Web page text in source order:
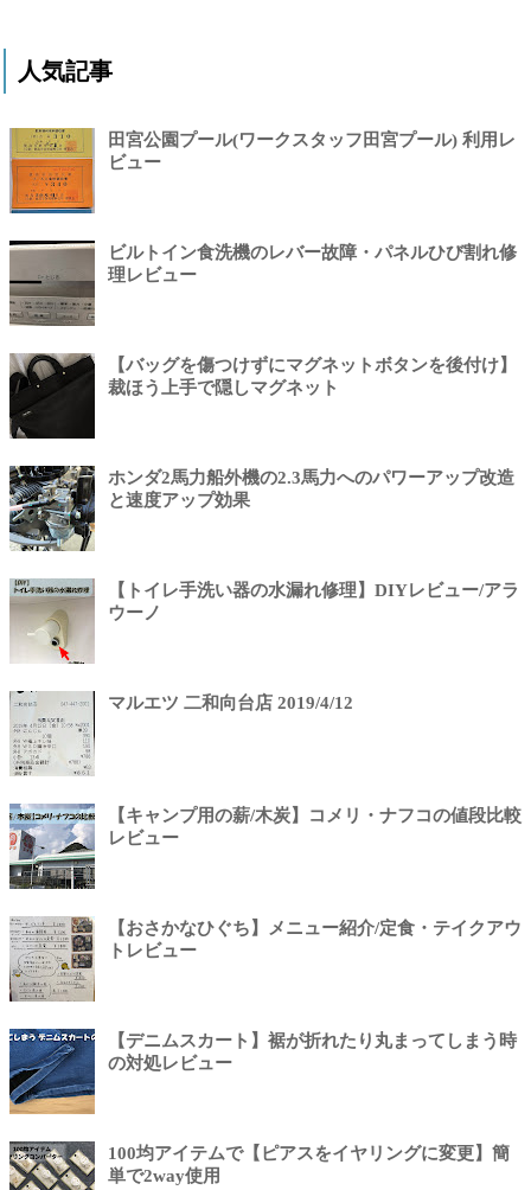
人気記事
田宮公園プール(ワークスタッフ田宮プール) 利用レ
ビュー
ビルトイン食洗機のレバー故障・パネルひび割れ修
理レビュー
【バッグを傷つけずにマグネットボタンを後付け】
裁ほう上手で隠しマグネット
ホンダ2馬力船外機の2.3馬力へのパワーアップ改造
と速度アップ効果
【トイレ手洗い器の水漏れ修理】DIYレビュー/アラ
ウーノ
マルエツ 二和向台店 2019/4/12
【キャンプ用の薪/木炭】コメリ・ナフコの値段比較
レビュー
【おさかなひぐち】メニュー紹介/定食・テイクアウ
トレビュー
【デニムスカート】裾が折れたり丸まってしまう時
の対処レビュー
100均アイテムで【ピアスをイヤリングに変更】簡
単で2way使用